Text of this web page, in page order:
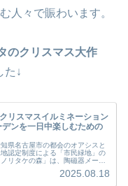
人々で賑わいます。
のクリスマス大作
た↓
リスマスイルミネーション
ンを一日中楽しむための
県名古屋市の都会のオアシスと
認定制度による「市民緑地」の
リタケの森」は、陶磁器メーカ
。「ノ...
2025.08.18